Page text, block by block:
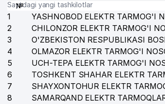
Saytdagi yangi tashkilotlar
№
1 YASHNOBOD ELEKTR TARMOG'I
2
CHILONZOR ELEKTR TARMOG'I
3
O'ZBEKISTON RESPUBLIKASI
4
OLMAZOR ELEKTR TARMOG'I
5
UCH-TEPA ELEKTR TARMOG'I
6
TOSHKENT SHAHAR ELEKTR
7
SHAYXONTOHUR ELEKTR
8
SAMARQAND ELEKTR